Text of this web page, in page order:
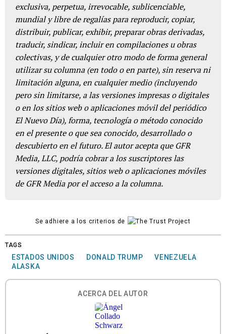
exclusiva, perpetua, irrevocable, sublicenciable,
mundial y libre de regalías para reproducir, copiar,
distribuir, publicar, exhibir, preparar obras derivadas,
traducir, sindicar, incluir en compilaciones u obras
colectivas, y de cualquier otro modo de forma general
utilizar su columna (en todo o en parte), sin reserva ni
limitación alguna, en cualquier medio (incluyendo
pero sin limitarse, a las versiones impresas o digitales
o en los sitios web o aplicaciones móvil del periódico
El Nuevo Día), forma, tecnología o método conocido
en el presente o que sea conocido, desarrollado o
descubierto en el futuro. El autor acepta que GFR
Media, LLC, podría cobrar a los suscriptores las
versiones digitales, sitios web o aplicaciones móviles
de GFR Media por el acceso a la columna.
Se adhiere a los criterios de
TAGS
ESTADOS UNIDOS DONALD TRUMP
VENEZUELA
ALASKA
ACERCA DEL AUTOR